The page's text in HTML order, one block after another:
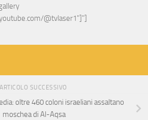
@tvlaser1"]"]
ARTICOLO SUCCESSIVO
oltre 460 coloni israeliani assaltano
moschea di Al-Aqsa